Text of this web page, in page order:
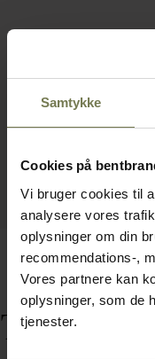
Samtykke
Cookies på
Vi bruger cookies til
analysere vores
oplysninger om din
recommendations-,
Vores partnere kan
oplysninger, som de
tjenester.
Tilbehør